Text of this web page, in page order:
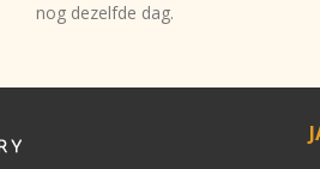
nog dezelfde dag.